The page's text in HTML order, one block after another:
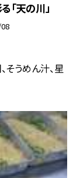
「天の川」
そうめん汁、星